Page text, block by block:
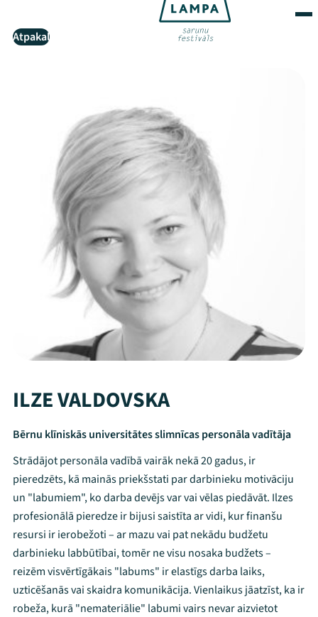
Atpakaļ
ILZE VALDOVSKA
Bērnu klīniskās universitātes slimnīcas personāla vadītāja
Strādājot personāla vadībā vairāk nekā 20 gadus, ir
pieredzēts, kā mainās priekšstati par darbinieku motivāciju
un "labumiem", ko darba devējs var vai vēlas piedāvāt. Ilzes
profesionālā pieredze ir bijusi saistīta ar vidi, kur finanšu
resursi ir ierobežoti – ar mazu vai pat nekādu budžetu
darbinieku labbūtībai, tomēr ne visu nosaka budžets –
reizēm visvērtīgākais "labums" ir elastīgs darba laiks,
uzticēšanās vai skaidra komunikācija. Vienlaikus jāatzīst, ka ir
robeža, kurā "nemateriālie" labumi vairs nevar aizvietot